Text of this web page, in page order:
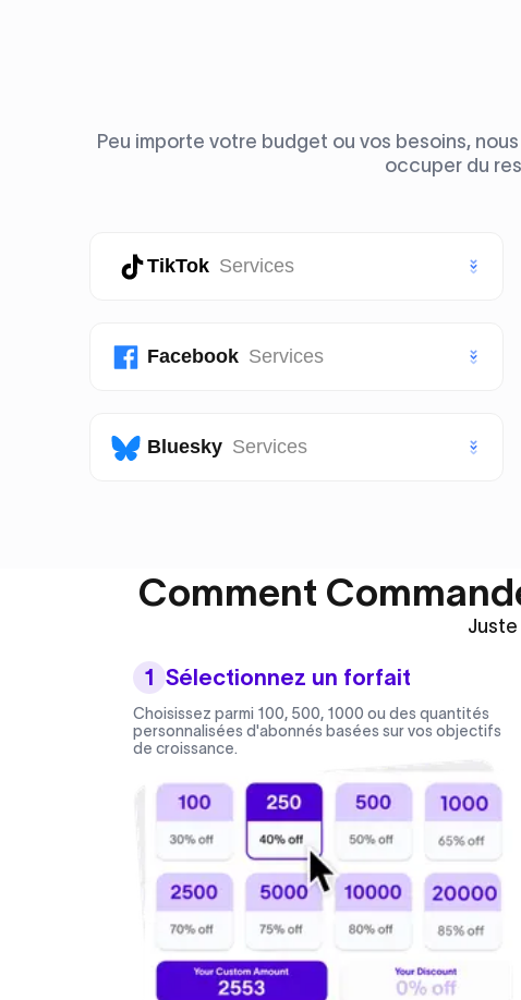
Peu importe votre budget ou vos besoins,
occuper du
TikTok Services
Likes TikTok
Partages TikTok
Abonnés VIP TikTok
Facebook Services
Likes Page Facebook
Vues Publication Facebook
Bluesky Services
Abonnés Bluesky
Comment
Juste
1 Sélectionnez un forfait
Choisissez parmi 100, 500, 1000 ou des quantités
personnalisées d'abonnés basées sur vos objectifs
de croissance.